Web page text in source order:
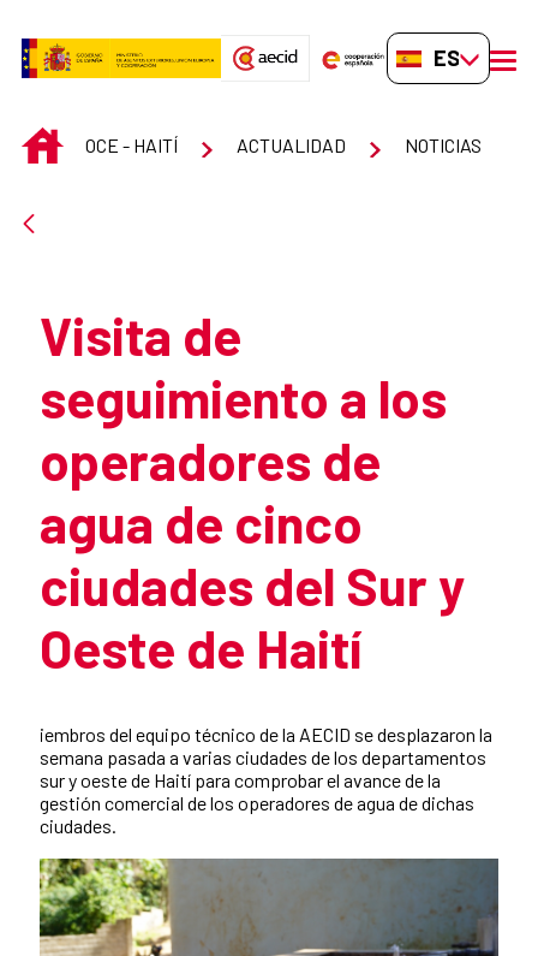
ES-ES
INICIOOCE - HAITÍ ACTUALIDAD NOTICIAS
Visita de
seguimiento a los
operadores de
agua de cinco
ciudades del Sur y
Oeste de Haití
iembros del equipo técnico de la AECID se desplazaron la
semana pasada a varias ciudades de los departamentos
sur y oeste de Haití para comprobar el avance de la
gestión comercial de los operadores de agua de dichas
ciudades.